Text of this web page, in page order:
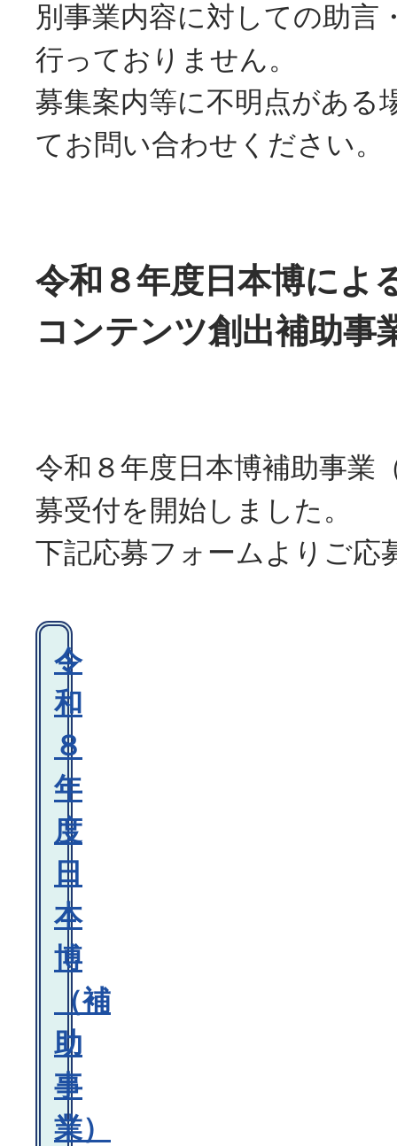
別事業内容に対しての助言
行っておりません。
募集案内等に不明点がある
てお問い合わせください。
令和８年度日本博によ
コンテンツ創出補助事
令和８年度日本博補助事業
募受付を開始しました。
下記応募フォームよりご応
令
和
８
年
度
日
本
博
（補
助
事
業）